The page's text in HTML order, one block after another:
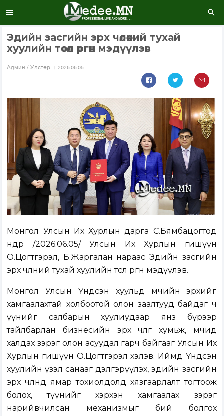
Эдийн засгийн эрх чөлөөний тухай
хуулийн төсөл өргөн мэдүүлэв
Aдмин / Улстөр 2026.06.05
Монгол Улсын Их Хурлын дарга С.Бямбацогтод
өнөөдөр /2026.06.05/ Улсын Их Хурлын гишүүн
О.Цогтгэрэл, Б.Жаргалан нараас Эдийн засгийн
эрх чөлөөний тухай хуулийн төсөл өргөн мэдүүлэв.
Монгол Улсын Үндсэн хуульд өмчийн эрхийг
хамгаалахтай холбоотой олон заалтууд байдаг ч
үүнийг салбарын хуулиудаар янз бүрээр
тайлбарлан бизнесийн эрх чөлөөг хумьж, өмчид
халдах зэрэг олон асуудал гарч байгааг Улсын Их
Хурлын гишүүн О.Цогтгэрэл хэлэв. Иймд Үндсэн
хуулийн үзэл санааг дэлгэрүүлэх, эдийн засгийн
эрх чөлөөнд ямар тохиолдолд хязгаарлалт тогтоож
болох, түүнийг хэрхэн хамгаалах зэрэг
нарийвчилсан механизмыг бий болгох